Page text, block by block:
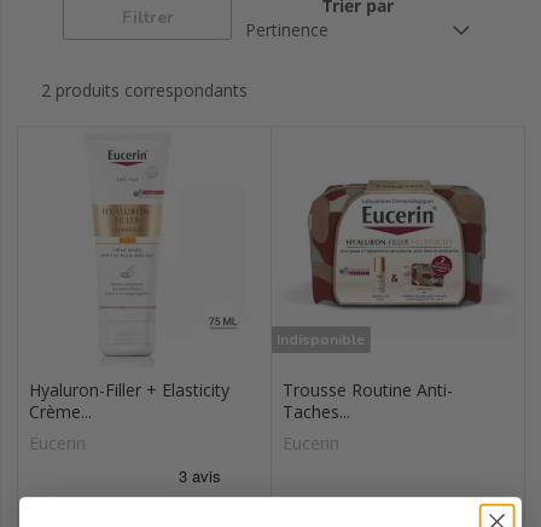
Ultrasensible &
Filtrer
Trier par
2 produits correspondants
Hyaluron-Filler + Elasticity
Crème...
Eucerin
Indisponible
Trousse Routine Anti-
Taches...
Eucerin